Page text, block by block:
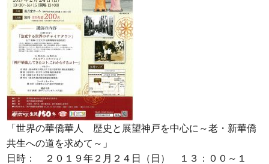
「世界の華僑華人 歴史と展望神戸を中心に～老・新華僑
共生への道を求めて～」
日時： ２０１９年２月２４日（日） １３：００～１